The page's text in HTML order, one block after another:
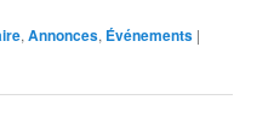
,Annonces, Événements |